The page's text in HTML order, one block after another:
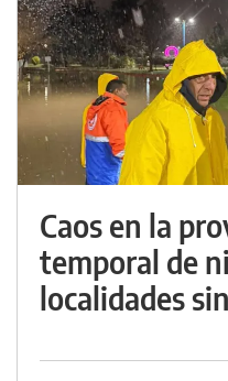
Caos en la
temporal de
localidades